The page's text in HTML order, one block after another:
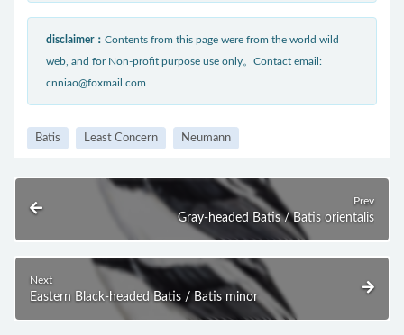
disclaimer： Contents from this page were from the world wild
web, and for Non-profit purpose use only。Contact email:
cnniao@foxmail.com
Batis Least Concern Neumann
Prev
Gray-headed Batis / Batis orientalis
Next
Eastern Black-headed Batis / Batis minor